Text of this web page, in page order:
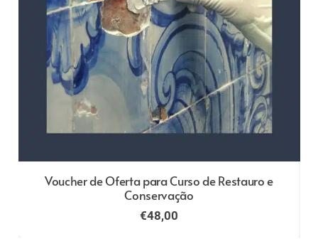
Voucher de Oferta para Curso de Restauro e
Conservação
€48,00